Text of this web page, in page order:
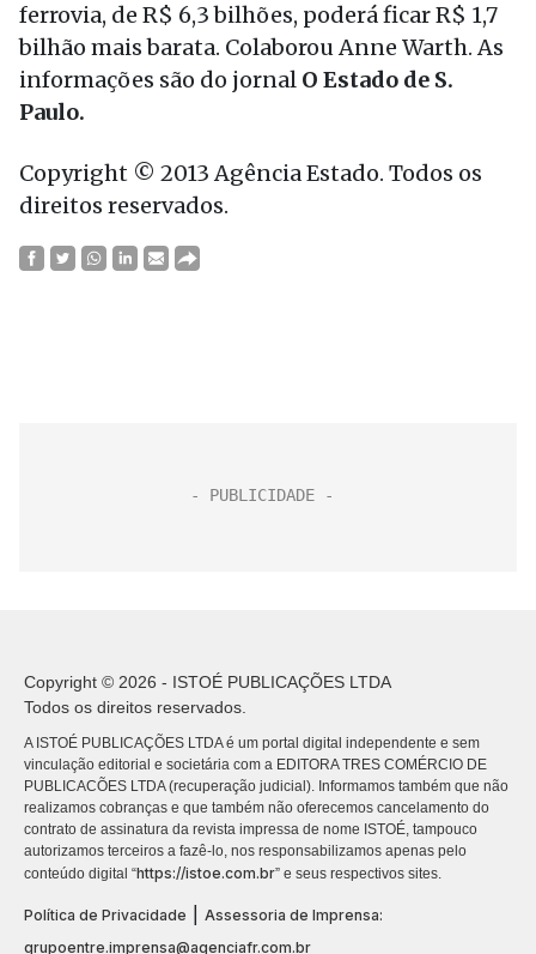
ferrovia, de R$ 6,3 bilhões, poderá ficar R$ 1,7
bilhão mais barata. Colaborou Anne Warth. As
informações são do jornal O Estado de S.
Paulo.
Copyright © 2013 Agência Estado. Todos os
direitos reservados.
Copyright © 2026 - ISTOÉ PUBLICAÇÕES LTDA
Todos os direitos reservados.
A ISTOÉ PUBLICAÇÕES LTDA é um portal digital independente e sem
vinculação editorial e societária com a EDITORA TRES COMÉRCIO DE
PUBLICACÕES LTDA (recuperação judicial). Informamos também que não
realizamos cobranças e que também não oferecemos cancelamento do
contrato de assinatura da revista impressa de nome ISTOÉ, tampouco
autorizamos terceiros a fazê-lo, nos responsabilizamos apenas pelo
conteúdo digital “https://istoe.com.br” e seus respectivos sites.
Política de Privacidade
Assessoria de Imprensa:
grupoentre.imprensa@agenciafr.com.br